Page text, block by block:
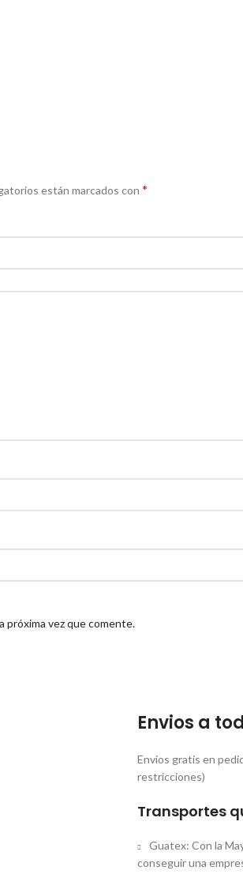
están marcados con *
próxima vez que comente.
Envios a
Envios gratis en
restricciones)
Transportes
Guatex: Con la
conseguir una